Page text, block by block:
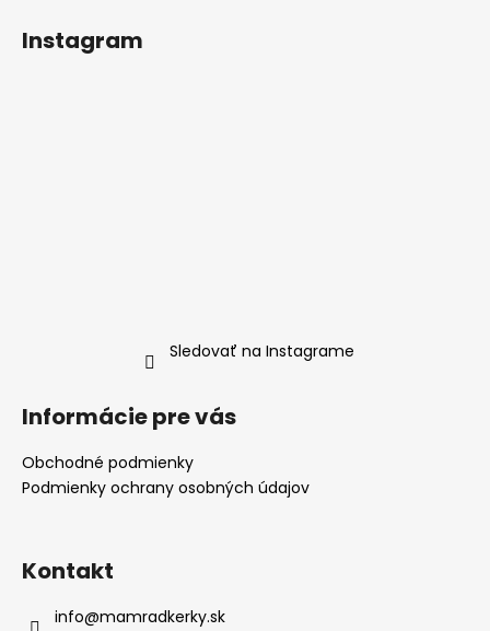
Instagram
Sledovať na Instagrame
Informácie pre vás
Obchodné podmienky
Podmienky ochrany osobných údajov
Kontakt
info@mamradkerky.sk